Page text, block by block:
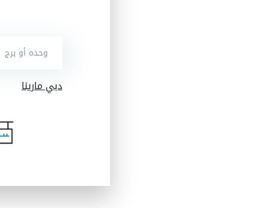
دبي مارينا